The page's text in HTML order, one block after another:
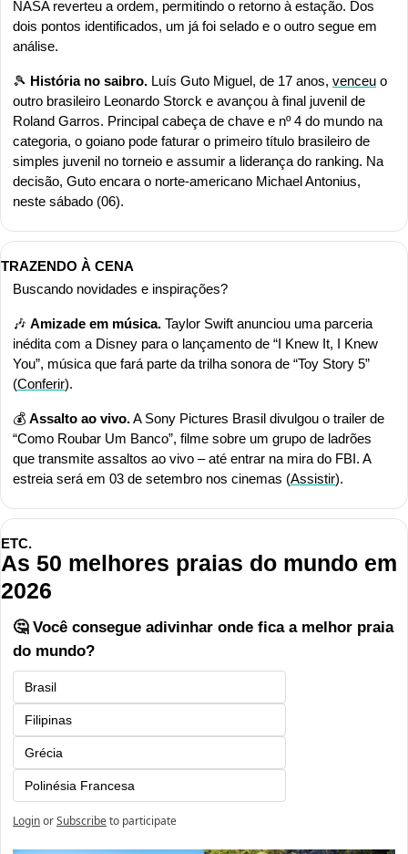
NASA reverteu a ordem, permitindo o retorno à estação. Dos
dois pontos identificados, um já foi selado e o outro segue em
análise.
🎾 História no saibro. Luís Guto Miguel, de 17 anos, venceu o
outro brasileiro Leonardo Storck e avançou à final juvenil de
Roland Garros. Principal cabeça de chave e nº 4 do mundo na
categoria, o goiano pode faturar o primeiro título brasileiro de
simples juvenil no torneio e assumir a liderança do ranking. Na
decisão, Guto encara o norte-americano Michael Antonius,
neste sábado (06).
TRAZENDO À CENA
Buscando novidades e inspirações?
🎶 Amizade em música. Taylor Swift anunciou uma parceria
inédita com a Disney para o lançamento de “I Knew It, I Knew
You”, música que fará parte da trilha sonora de “Toy Story 5”
(Conferir).
💰 Assalto ao vivo. A Sony Pictures Brasil divulgou o trailer de
“Como Roubar Um Banco”, filme sobre um grupo de ladrões
que transmite assaltos ao vivo – até entrar na mira do FBI. A
estreia será em 03 de setembro nos cinemas (Assistir).
ETC.
As 50 melhores praias do mundo em
2026
🤔 Você consegue adivinhar onde fica a melhor praia
do mundo?
Brasil
Filipinas
Grécia
Polinésia Francesa
LoginorSubscribeto participate